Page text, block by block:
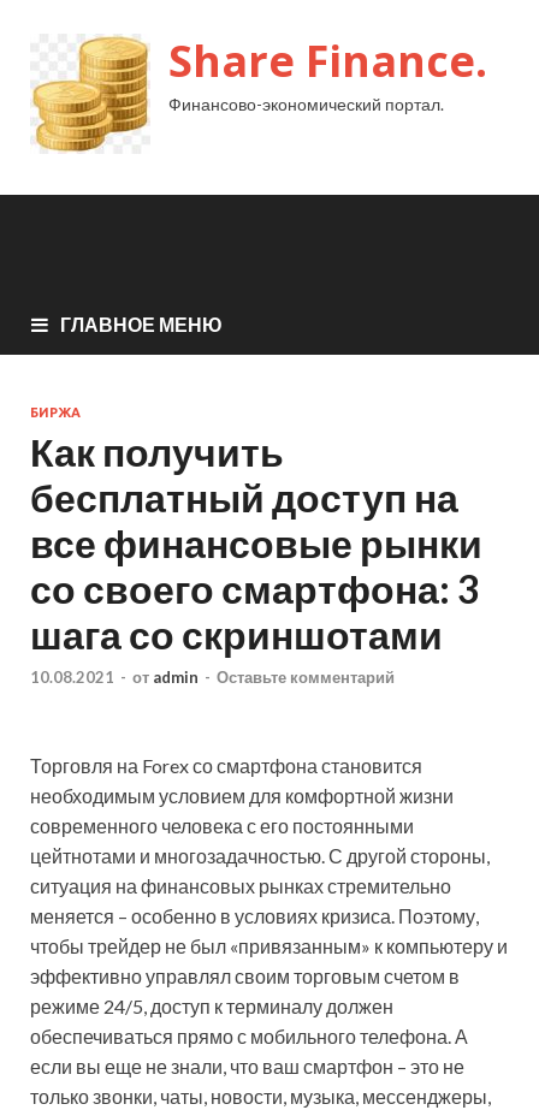
Share Finance.
Финансово-экономический портал.
ГЛАВНОЕ МЕНЮ
БИРЖА
Как получить
бесплатный доступ на
все финансовые рынки
со своего смартфона: 3
шага со скриншотами
10.08.2021 - от admin - Оставьте комментарий
Торговля на Forex со смартфона становится
необходимым условием для комфортной жизни
современного человека с его постоянными
цейтнотами и многозадачностью. С другой стороны,
ситуация на финансовых рынках стремительно
меняется – особенно в условиях кризиса. Поэтому,
чтобы трейдер не был «привязанным» к компьютеру и
эффективно управлял своим торговым счетом в
режиме 24/5, доступ к терминалу должен
обеспечиваться прямо с мобильного телефона. А
если вы еще не знали, что ваш смартфон – это не
только звонки, чаты, новости, музыка, мессенджеры,